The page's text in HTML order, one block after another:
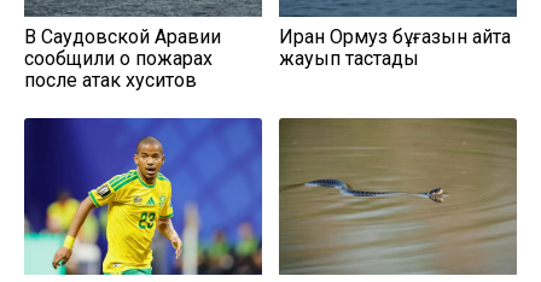
В Саудовской Аравии
сообщили о пожарах
после атак хуситов
Иран Ормуз бұғазын қайта
жауып тастады